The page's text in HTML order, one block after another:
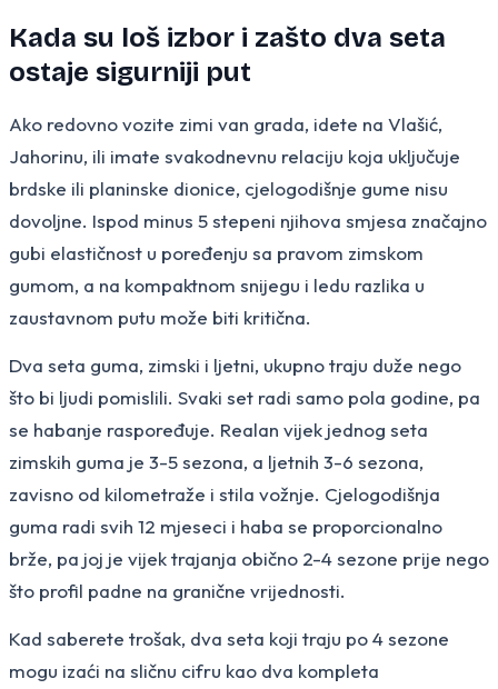
Kada su loš izbor i zašto dva seta
ostaje sigurniji put
Ako redovno vozite zimi van grada, idete na Vlašić,
Jahorinu, ili imate svakodnevnu relaciju koja uključuje
brdske ili planinske dionice, cjelogodišnje gume nisu
dovoljne. Ispod minus 5 stepeni njihova smjesa značajno
gubi elastičnost u poređenju sa pravom zimskom
gumom, a na kompaktnom snijegu i ledu razlika u
zaustavnom putu može biti kritična.
Dva seta guma, zimski i ljetni, ukupno traju duže nego
što bi ljudi pomislili. Svaki set radi samo pola godine, pa
se habanje raspoređuje. Realan vijek jednog seta
zimskih guma je 3-5 sezona, a ljetnih 3-6 sezona,
zavisno od kilometraže i stila vožnje. Cjelogodišnja
guma radi svih 12 mjeseci i haba se proporcionalno
brže, pa joj je vijek trajanja obično 2-4 sezone prije nego
što profil padne na granične vrijednosti.
Kad saberete trošak, dva seta koji traju po 4 sezone
mogu izaći na sličnu cifru kao dva kompleta